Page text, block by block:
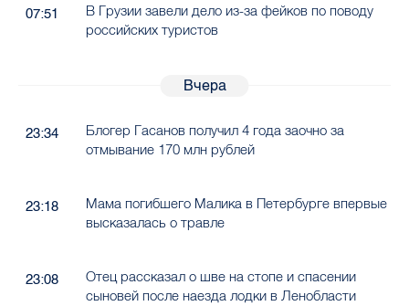
07:51
В Грузии завели дело из-за фейков по поводу
российских туристов
Вчера
23:34
Блогер Гасанов получил 4 года заочно за
отмывание 170 млн рублей
23:18
Мама погибшего Малика в Петербурге впервые
высказалась о травле
23:08
Отец рассказал о шве на стопе и спасении
сыновей после наезда лодки в Ленобласти